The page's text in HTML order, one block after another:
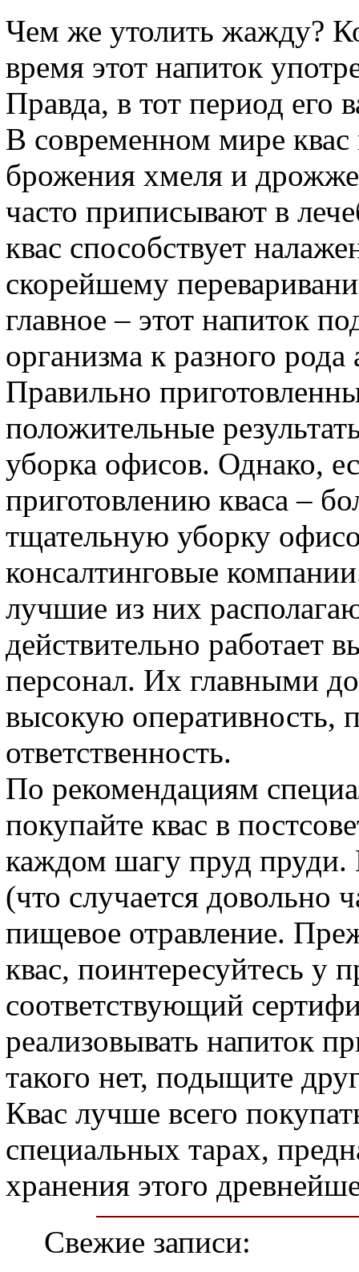
Чем же утолить жажду?
время этот напиток
Правда, в тот период его
В современном мире
брожения хмеля и
часто приписывают в
квас способствует
скорейшему
главное – этот напиток
организма к разного рода
Правильно
положительные
уборка офисов. Однако,
приготовлению кваса –
тщательную уборку
консалтинговые
лучшие из них
действительно работает
персонал. Их главными
высокую оперативность,
ответственность.
По рекомендациям
покупайте квас в
каждом шагу пруд пруди.
(что случается довольно
пищевое отравление.
квас, поинтересуйтесь у
соответствующий
реализовывать напиток
такого нет, подыщите
Квас лучше всего
специальных тарах,
хранения этого
Свежие записи: